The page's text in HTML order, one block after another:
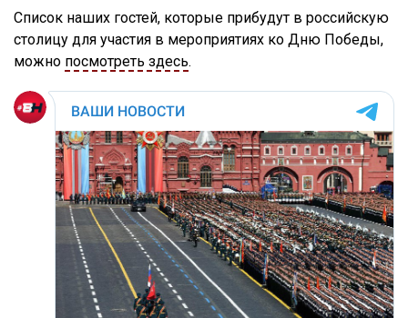
Список наших гостей, которые прибудут в российскую
столицу для участия в мероприятиях ко Дню Победы,
можно посмотреть здесь.